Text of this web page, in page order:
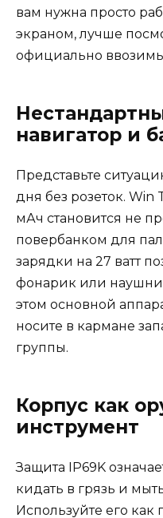
вам нужна просто
экраном, лучше
официально
навигатор и
Представьте
дня без розеток. Win
мАч становится не
повербанком для
зарядки на 27 ватт
фонарик или
этом основной
носите в кармане
группы.
Корпус как
инструмент
Защита IP69K
кидать в грязь и
Используйте его